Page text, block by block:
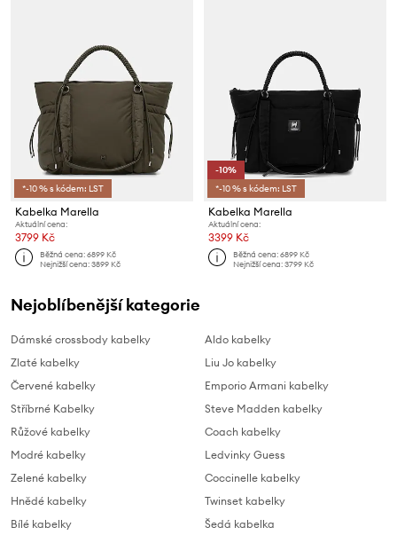
*-10 % s kódem: LST
Kabelka Marella
Aktuální cena:
3799 Kč
Běžná cena:6899 Kč
Nejnižší cena:3899 Kč
-10%
*-10 % s kódem: LST
Kabelka Marella
Aktuální cena:
3399 Kč
Běžná cena:6899 Kč
Nejnižší cena:3799 Kč
Nejoblíbenější kategorie
Dámské crossbody kabelky
Zlaté kabelky
Červené kabelky
Stříbrné Kabelky
Růžové kabelky
Modré kabelky
Zelené kabelky
Hnědé kabelky
Bílé kabelky
Aldo kabelky
Liu Jo kabelky
Emporio Armani kabelky
Steve Madden kabelky
Coach kabelky
Ledvinky Guess
Coccinelle kabelky
Twinset kabelky
Šedá kabelka